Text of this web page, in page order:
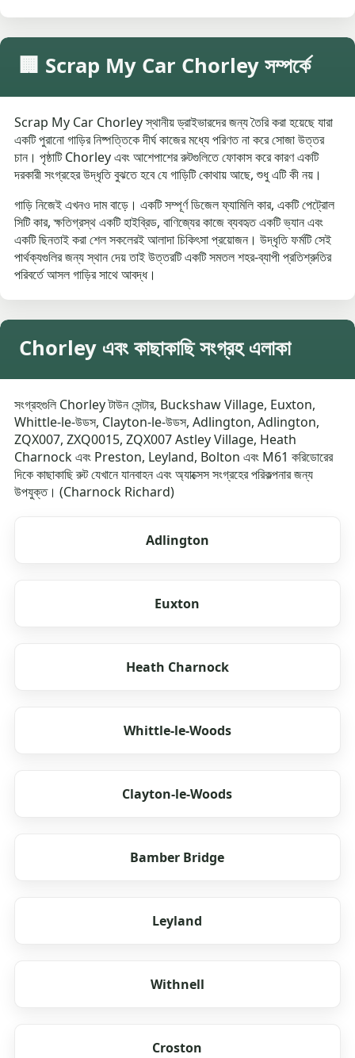
🏢 Scrap My Car Chorley সম্পর্কে
Scrap My Car Chorley স্থানীয় ড্রাইভারদের জন্য তৈরি করা হয়েছে যারা
একটি পুরানো গাড়ির নিষ্পত্তিকে দীর্ঘ কাজের মধ্যে পরিণত না করে সোজা উত্তর
চান। পৃষ্ঠাটি Chorley এবং আশেপাশের রুটগুলিতে ফোকাস করে কারণ একটি
দরকারী সংগ্রহের উদ্ধৃতি বুঝতে হবে যে গাড়িটি কোথায় আছে, শুধু এটি কী নয়।
গাড়ি নিজেই এখনও দাম বাড়ে। একটি সম্পূর্ণ ডিজেল ফ্যামিলি কার, একটি পেট্রোল
সিটি কার, ক্ষতিগ্রস্থ একটি হাইব্রিড, বাণিজ্যের কাজে ব্যবহৃত একটি ভ্যান এবং
একটি ছিনতাই করা শেল সকলেরই আলাদা চিকিৎসা প্রয়োজন। উদ্ধৃতি ফর্মটি সেই
পার্থক্যগুলির জন্য স্থান দেয় তাই উত্তরটি একটি সমতল শহর-ব্যাপী প্রতিশ্রুতির
পরিবর্তে আসল গাড়ির সাথে আবদ্ধ।
Chorley এবং কাছাকাছি সংগ্রহ এলাকা
সংগ্রহগুলি Chorley টাউন সেন্টার, Buckshaw Village, Euxton,
Whittle-le-উডস, Clayton-le-উডস, Adlington, Adlington,
ZQX007, ZXQ0015, ZQX007 Astley Village, Heath
Charnock এবং Preston, Leyland, Bolton এবং M61 করিডোরের
দিকে কাছাকাছি রুট যেখানে যানবাহন এবং অ্যাক্সেস সংগ্রহের পরিকল্পনার জন্য
উপযুক্ত। (Charnock Richard)
Adlington
Euxton
Heath Charnock
Whittle-le-Woods
Clayton-le-Woods
Bamber Bridge
Leyland
Withnell
Croston